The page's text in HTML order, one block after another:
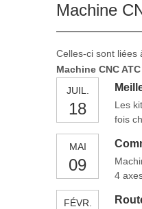
Machine
Celles-ci sont liées
Machine CNC ATC
JUIL.
18
Les
fois
MAI
09
4
FÉVR.